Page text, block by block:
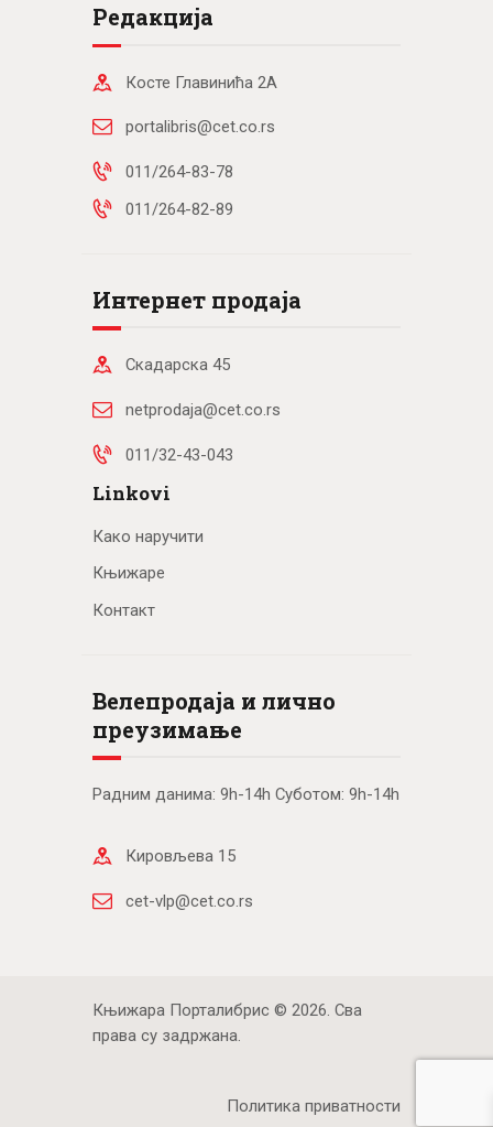
Редакција
Косте Главинића 2А
portalibris@cet.co.rs
011/264-83-78
011/264-82-89
Интернет продаја
Скадарска 45
netprodaja@cet.co.rs
011/32-43-043
Linkovi
Како наручити
Књижаре
Контакт
Велепродаја и лично
преузимање
Радним данима: 9h-14h Суботом: 9h-14h
Кировљева 15
cet-vlp@cet.co.rs
Књижара Порталибрис © 2026. Сва
права су задржана.
Политика приватности